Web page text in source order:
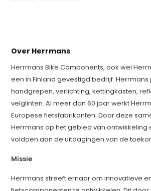
Over Herrmans
Herrmans Bike Components, ook wel
een in Finland gevestigd bedrijf.
handgrepen, verlichting, kettingkasten,
velglinten. Al meer dan 60 jaar werkt
Europese fietsfabrikanten. Door deze
Herrmans op het gebied van ontwikkeling
voldoen aan de uitdagingen van de
Missie
Herrmans streeft ernaar om innovatieve